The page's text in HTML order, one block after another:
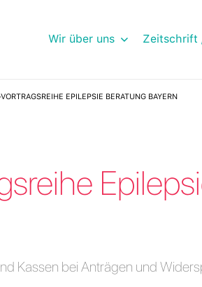
Wir über uns Zeitschrift
EPILEPSIE BERATUNG BAYERN
Kassen bei Anträgen und